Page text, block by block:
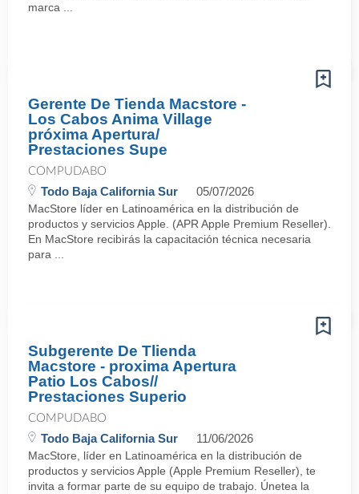
marca ...
Gerente De Tienda Macstore -
Los Cabos Anima Village
próxima Apertura/
Prestaciones Supe
COMPUDABO
Todo Baja California Sur 05/07/2026
MacStore líder en Latinoamérica en la distribución de
productos y servicios Apple. (APR Apple Premium Reseller).
En MacStore recibirás la capacitación técnica necesaria
para ...
Subgerente De Tlienda
Macstore - proxima Apertura
Patio Los Cabos//
Prestaciones Superio
COMPUDABO
Todo Baja California Sur 11/06/2026
MacStore, líder en Latinoamérica en la distribución de
productos y servicios Apple (Apple Premium Reseller), te
invita a formar parte de su equipo de trabajo. Únetea la